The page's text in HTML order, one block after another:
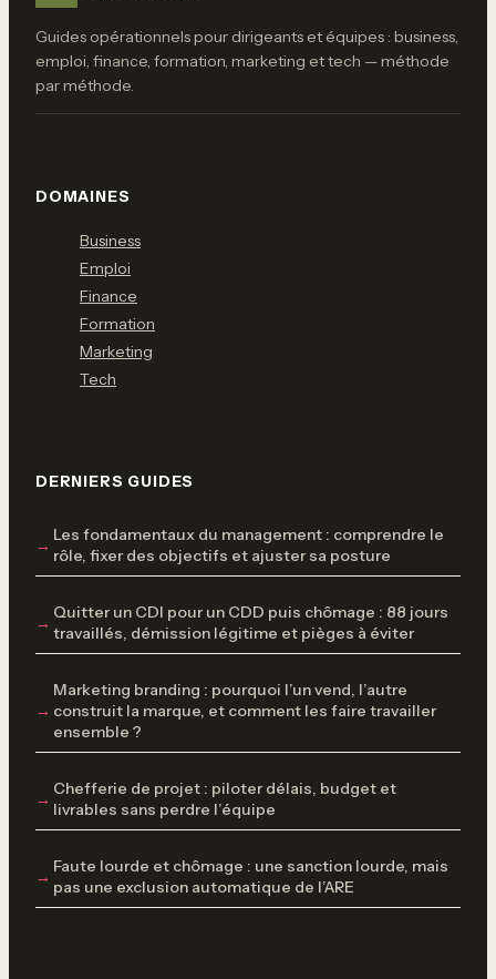
Guides opérationnels pour dirigeants et équipes : business,
emploi, finance, formation, marketing et tech — méthode
par méthode.
DOMAINES
Business
Emploi
Finance
Formation
Marketing
Tech
DERNIERS GUIDES
Les fondamentaux du management : comprendre le
rôle, fixer des objectifs et ajuster sa posture
Quitter un CDI pour un CDD puis chômage : 88 jours
travaillés, démission légitime et pièges à éviter
Marketing branding : pourquoi l’un vend, l’autre
construit la marque, et comment les faire travailler
ensemble ?
Chefferie de projet : piloter délais, budget et
livrables sans perdre l’équipe
Faute lourde et chômage : une sanction lourde, mais
pas une exclusion automatique de l’ARE